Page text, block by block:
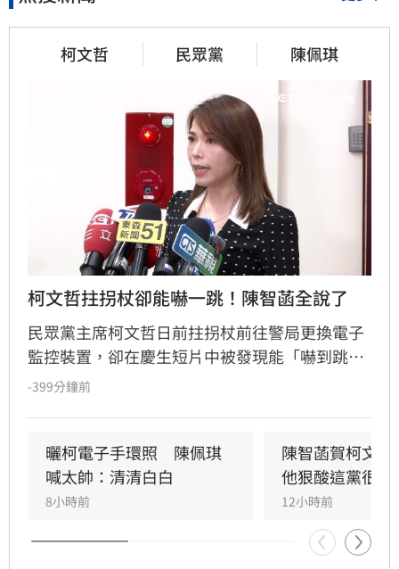
柯文哲 民眾黨 陳佩琪
柯文哲拄拐杖卻能嚇一跳！陳智菡全說了
民眾黨主席柯文哲日前拄拐杖前往警局更換電子
監控裝置，卻在慶生短片中被發現能「嚇到跳起
來」，引發外界質疑。民眾黨團主任陳智菡強
示慶生當下的反應僅是直覺動作，網友的酸言酸
語言過其實。
-399分鐘前
曬柯電子手環照　陳佩琪
喊太帥：清清白白
8小時前
陳智菡賀柯文
他狠酸這黨很奇
12小時前